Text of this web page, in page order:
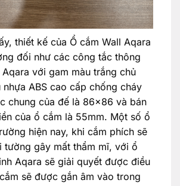
thiết kế của Ổ cắm Wall Aqara
đối như các công tắc thông
Aqara với gam màu trắng chủ
ABS cao cấp chống cháy
chung của đế là 86×86 và bán
của ổ cắm là 55mm. Một số ổ
hiện nay, khi cắm phích sẽ
tường gây mất thẩm mĩ, với ổ
Aqara sẽ giải quyết được điều
sẽ được gắn âm vào trong